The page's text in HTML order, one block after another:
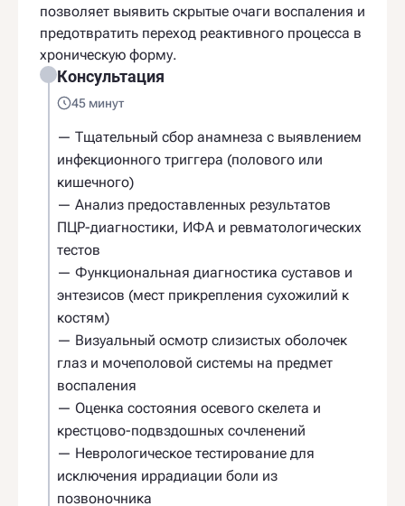
позволяет выявить скрытые очаги воспаления и
предотвратить переход реактивного процесса в
хроническую форму.
Консультация
45 минут
— Тщательный сбор анамнеза с выявлением
инфекционного триггера (полового или
кишечного)
— Анализ предоставленных результатов
ПЦР-диагностики, ИФА и ревматологических
тестов
— Функциональная диагностика суставов и
энтезисов (мест прикрепления сухожилий к
костям)
— Визуальный осмотр слизистых оболочек
глаз и мочеполовой системы на предмет
воспаления
— Оценка состояния осевого скелета и
крестцово-подвздошных сочленений
— Неврологическое тестирование для
исключения иррадиации боли из
позвоночника